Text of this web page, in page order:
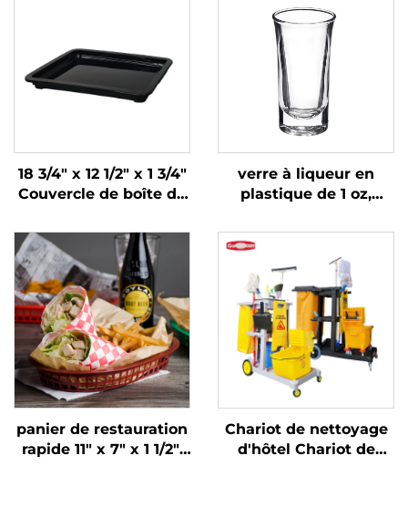
18 3/4" x 12 1/2" x 1 3/4"
Couvercle de boîte de
à pizza, Polypropylène,
Noir
verre à liqueur en
plastique de 1 oz,
transparent, DR3037
panier de restauration
rapide 11" x 7" x 1 1/2",
Chariot de nettoyage
d'hôtel Chariot de